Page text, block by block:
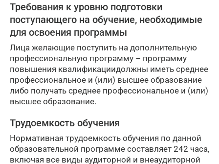
Требования к уровню подготовки
поступающего на обучение, необходимые
для освоения программы
Лица желающие поступить на дополнительную
профессиональную программу – программу
повышения квалификациидолжны иметь среднее
профессиональное и (или) высшее образование
либо получать среднее профессиональное и (или)
высшее образование.
Трудоемкость обучения
Нормативная трудоемкость обучения по данной
образовательной программе составляет 242 часа,
включая все виды аудиторной и внеаудиторной